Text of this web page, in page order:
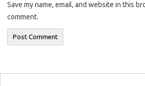
Save my name, email, and website in this
comment.